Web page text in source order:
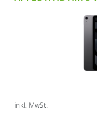
inkl. MwSt.